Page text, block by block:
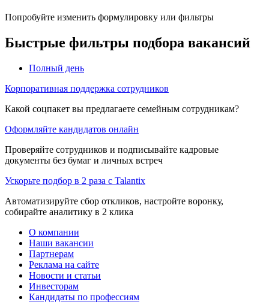
Попробуйте изменить формулировку или фильтры
Быстрые фильтры подбора вакансий
Полный день
Корпоративная поддержка сотрудников
Какой соцпакет вы предлагаете семейным сотрудникам?
Оформляйте кандидатов онлайн
Проверяйте сотрудников и подписывайте кадровые
документы без бумаг и личных встреч
Ускорьте подбор в 2 раза с Talantix
Автоматизируйте сбор откликов, настройте воронку,
собирайте аналитику в 2 клика
О компании
Наши вакансии
Партнерам
Реклама на сайте
Новости и статьи
Инвесторам
Кандидаты по профессиям